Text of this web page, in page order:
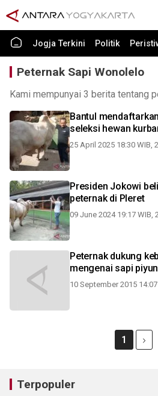
Jogja Terkini Politik
Peternak Sapi Wonolelo
Kami mempunyai 3 berita tentang
Bantul
seleksi hewan
25 April 2025 18:30 WIB,
Presiden Jokowi
peternak di Pleret
09 June 2024 19:17 WIB,
Peternak dukung
mengenai sapi
10 September 2015
1
Terpopuler